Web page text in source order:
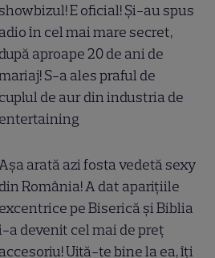
showbizul! E oficial! Și-au spus
adio în cel mai mare secret,
după aproape 20 de ani de
S-a ales praful de
cuplul de aur din industria de
entertaining
arată azi fosta vedetă sexy
din România! A dat aparițiile
excentrice pe Biserică și Biblia
a devenit cel mai de preț
accesoriu! Uită-te bine la ea, îți